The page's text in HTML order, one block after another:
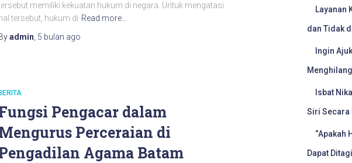
memiliki kekuatan hukum di negara. Untuk mengatasi
hal tersebut, hukum di Read more…
admin 5 bulan ago
BERITA
Pengacar dalam
Perceraian di
Agama Batam
Layanan
dan Tidak
Ingin
Isbat
Siri Secara
“Apakah
Dapat